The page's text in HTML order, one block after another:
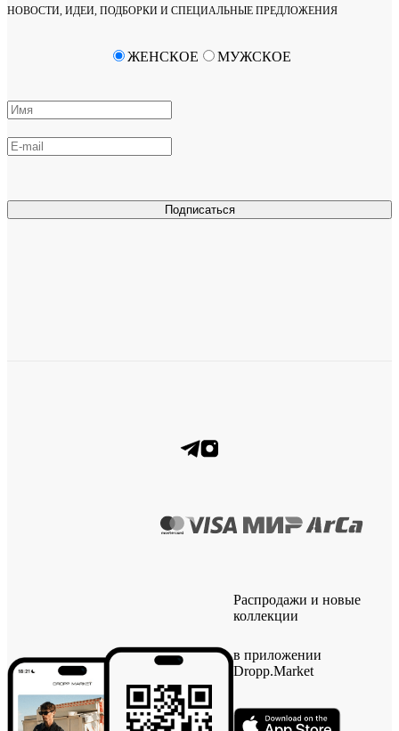
НОВОСТИ, ИДЕИ, ПОДБОРКИ И СПЕЦИАЛЬНЫЕ ПРЕДЛОЖЕНИЯ
Подписаться
ЖЕНСКОЕ МУЖСКОЕ
Распродажи и новые
коллекции
в приложении
Dropp.Market